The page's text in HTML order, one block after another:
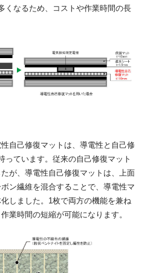
くなるため、コストや作業時間の長
自己修復マットは、導電性と自己修
っています。従来の自己修復マット
が、導電性自己修復マットは、上面
ン繊維を混合することで、導電性マ
しました。1枚で両方の機能を兼ね
業時間の短縮が可能になります。